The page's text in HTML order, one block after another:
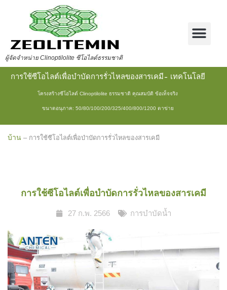
ผู้จัดจำหน่าย Clinoptilolite ซีโอไลต์ธรรมชาติ
การใช้ซีโอไลต์เพื่อบำบัดการรั่วไหลของสารเคมี- เทคโนโลยี
โครงสร้างซีโอไลต์ Clinoptilolite ธรรมชาติ คุณสมบัติ ข้อเท็จจริง
ขนาดอนุภาค: 50/80/100/200/325/400/800/1200 ตาข่าย
บ้าน – การใช้ซีโอไลต์เพื่อบำบัดการรั่วไหลของสารเคมี
การใช้ซีโอไลต์เพื่อบำบัดการรั่วไหลของสารเคมี
27 ก.พ. 2566 การบำบัดน้ำ